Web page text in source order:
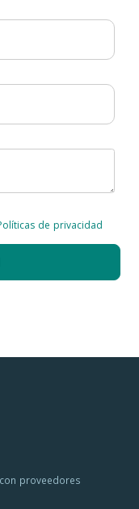
de privacidad
proveedores